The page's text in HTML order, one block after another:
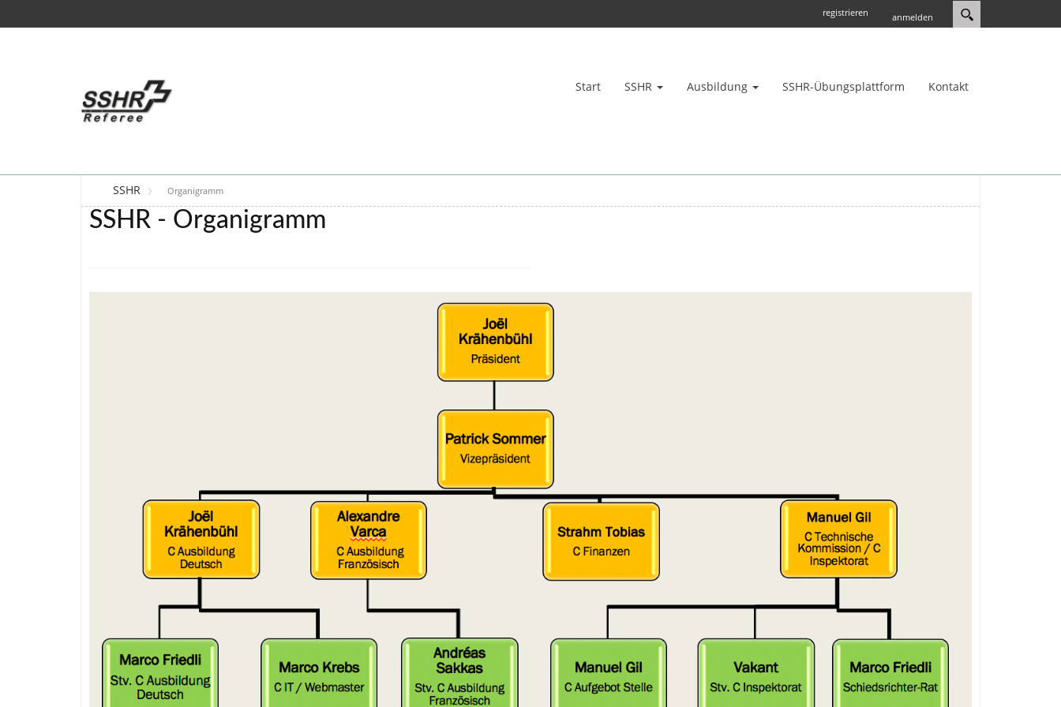
anmelden
registrieren
Start SSHR Ausbildung SSHR-Übungsplattform Kontakt
SSHR Organigramm
SSHR - Organigramm